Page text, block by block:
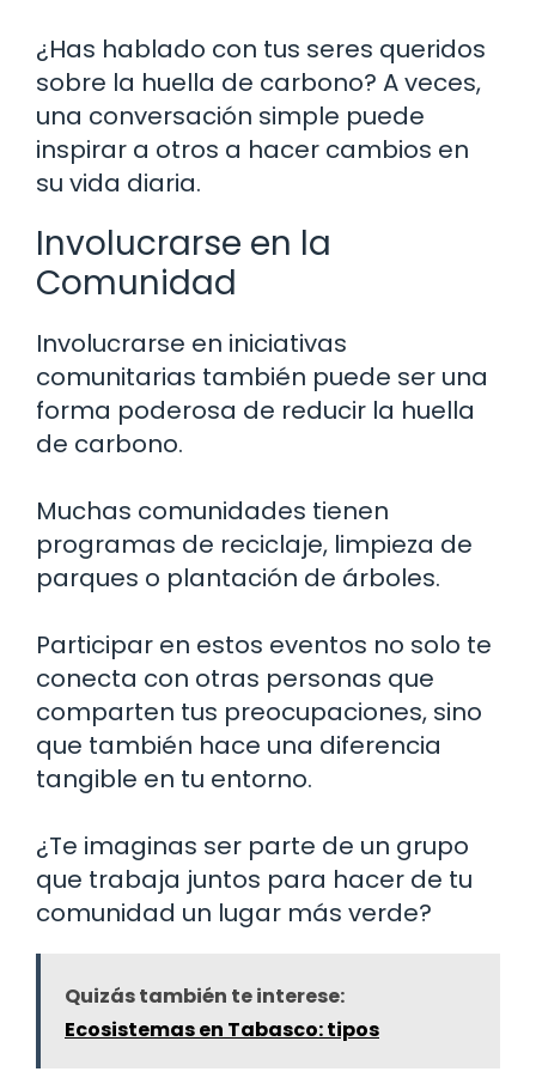
¿Has hablado con tus seres queridos
sobre la huella de carbono? A veces,
una conversación simple puede
inspirar a otros a hacer cambios en
su vida diaria.
Involucrarse en la
Comunidad
Involucrarse en iniciativas
comunitarias también puede ser una
forma poderosa de reducir la huella
de carbono.
Muchas comunidades tienen
programas de reciclaje, limpieza de
parques o plantación de árboles.
Participar en estos eventos no solo te
conecta con otras personas que
comparten tus preocupaciones, sino
que también hace una diferencia
tangible en tu entorno.
¿Te imaginas ser parte de un grupo
que trabaja juntos para hacer de tu
comunidad un lugar más verde?
Quizás también te interese:
Ecosistemas en Tabasco: tipos